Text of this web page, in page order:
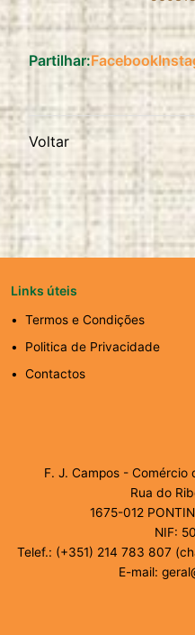
Partilhar:Facebook
Voltar
Links úteis
Termos e Condições
Politica de Privacidade
Contactos
F. J. Campos -
Rua do
1675-012
NIF:
Telef.: (+351) 214 783 807
E-mail: